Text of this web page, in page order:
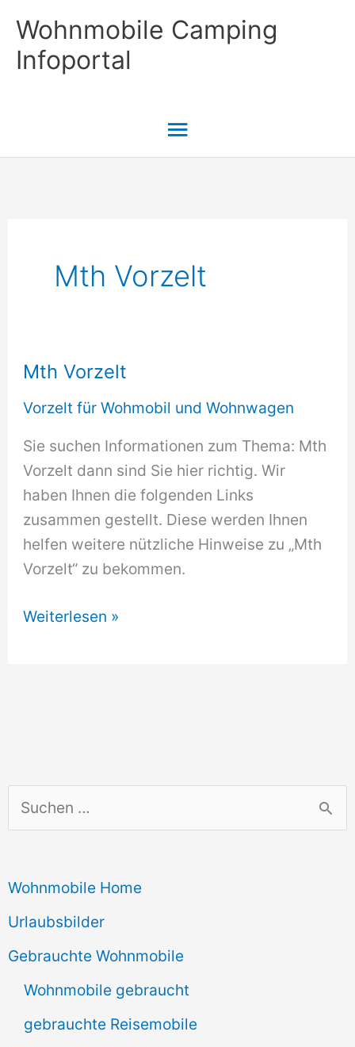
Inhalt
springen
Wohnmobile Camping
Infoportal
Hauptmenü
u
h
e
n
Wohnmobile Home
Urlaubsbilder
Gebrauchte Wohnmobile
Wohnmobile gebraucht
gebrauchte Reisemobile
Mth Vorzelt
Mth Vorzelt
Vorzelt für Wohmobil und Wohnwagen
Sie suchen Informationen zum Thema: Mth
Vorzelt dann sind Sie hier richtig. Wir
haben Ihnen die folgenden Links
zusammen gestellt. Diese werden Ihnen
helfen weitere nützliche Hinweise zu „Mth
Vorzelt“ zu bekommen.
Mth
Weiterlesen »